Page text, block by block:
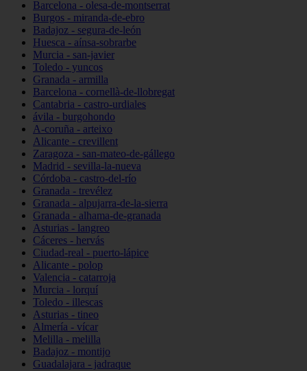
Barcelona - olesa-de-montserrat
Burgos - miranda-de-ebro
Badajoz - segura-de-león
Huesca - aínsa-sobrarbe
Murcia - san-javier
Toledo - yuncos
Granada - armilla
Barcelona - cornellà-de-llobregat
Cantabria - castro-urdiales
ávila - burgohondo
A-coruña - arteixo
Alicante - crevillent
Zaragoza - san-mateo-de-gállego
Madrid - sevilla-la-nueva
Córdoba - castro-del-río
Granada - trevélez
Granada - alpujarra-de-la-sierra
Granada - alhama-de-granada
Asturias - langreo
Cáceres - hervás
Ciudad-real - puerto-lápice
Alicante - polop
Valencia - catarroja
Murcia - lorquí
Toledo - illescas
Asturias - tineo
Almería - vícar
Melilla - melilla
Badajoz - montijo
Guadalajara - jadraque